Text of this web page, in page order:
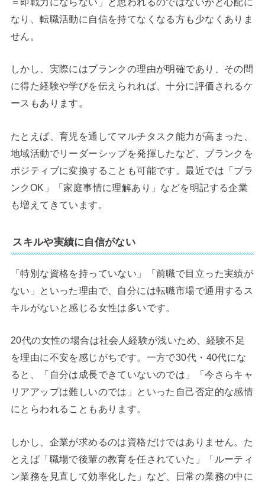
なり、転職活動に自信を持てなくなる方も少なくありま
せん。
しかし、実際にはブランクの理由が明確であり、その間
に得た経験や学びを伝えられれば、十分に評価されるケ
ースもあります。
たとえば、育児を通してマルチタスク能力が高まった、
地域活動でリーダーシップを発揮したなど、ブランクを
ポジティブに変換することも可能です。最近では「ブラ
ンクOK」「家庭事情に理解あり」などを明記する企業
も増えてきています。
スキルや実績に自信がない
「特別な資格を持っていない」「前職で目立った実績が
ない」といった理由で、自分には転職市場で通用するス
キルがないと感じる女性は多いです。
20代の女性の場合は社会人経験が浅いため、経験不足
を理由に不安を感じがちです。一方で30代・40代にな
ると、「自分は成長できていないのでは」「今さらキャ
リアアップは難しいのでは」といった自己否定的な感情
にとらわれることもあります。
しかし、企業が求めるのは資格だけではありません。た
とえば「職場で後輩の教育を任されていた」「ルーティ
ン業務を見直して効率化した」など、日常の業務の中に